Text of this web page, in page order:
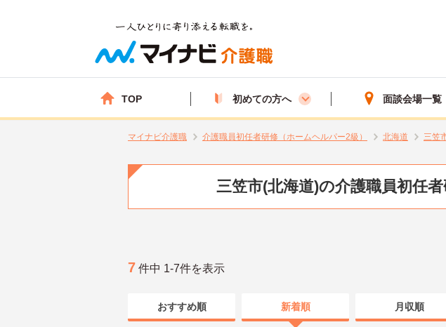
TOP 初めての方へ 面談会場一覧
マイナビ介護職 介護職員初任者研修（ホームヘルパー2級） 北海道 三笠
三笠市(北海道)の介護職員初任
7 件中 1-7件を表示
おすすめ順 新着順 月収順